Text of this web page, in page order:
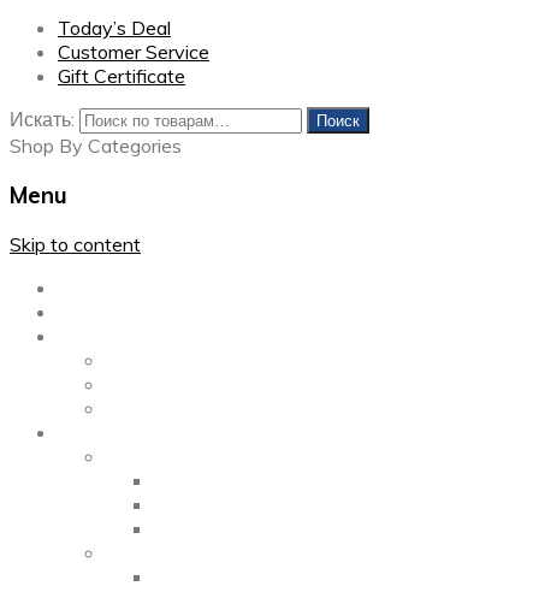
Today’s Deal
Customer Service
Gift Certificate
Искать:
Поиск
Shop By Categories
Menu
Skip to content